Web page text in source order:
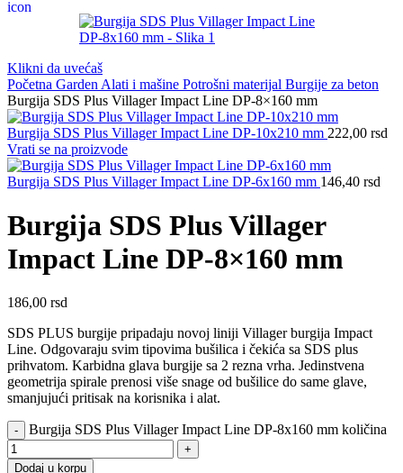
Klikni da uvećaš
Početna Garden Alati i mašine Potrošni materijal Burgije za beton
Burgija SDS Plus Villager Impact Line DP-8×160 mm
Burgija SDS Plus Villager Impact Line DP-10x210 mm 222,00 rsd
Vrati se na proizvode
Burgija SDS Plus Villager Impact Line DP-6x160 mm 146,40 rsd
Burgija SDS Plus Villager
Impact Line DP-8×160 mm
186,00 rsd
SDS PLUS burgije pripadaju novoj liniji Villager burgija Impact
Line. Odgovaraju svim tipovima bušilica i čekića sa SDS plus
prihvatom. Karbidna glava burgije sa 2 rezna vrha. Jedinstvena
geometrija spirale prenosi više snage od bušilice do same glave,
smanjujući pritisak na korisnika i alat.
Burgija SDS Plus Villager Impact Line DP-8x160 mm količina
Dodaj u korpu